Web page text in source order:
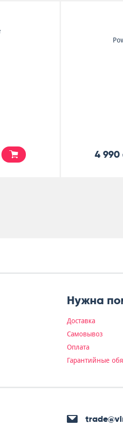
If I
4 990
Нужна
Доставка
Самовывоз
Оплата
Гарантийные